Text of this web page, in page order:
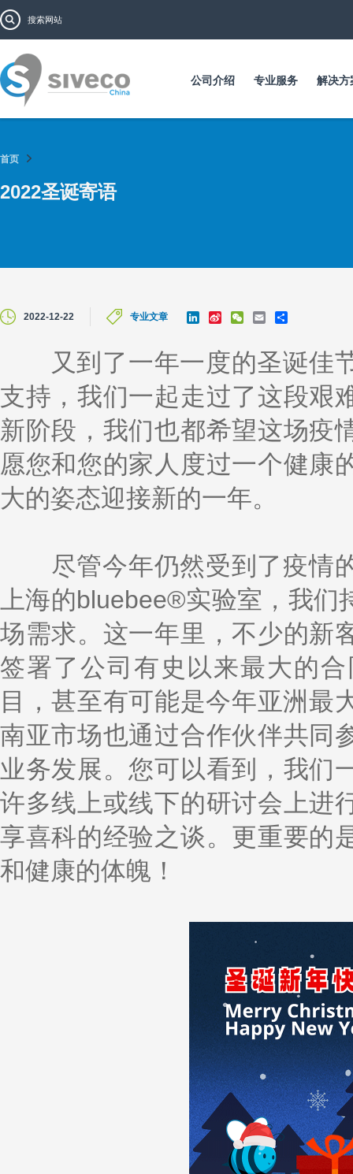
到
要
内
搜索表单
公司介绍 专业服务 解决方
首页
2022圣诞寄语
2022-12-22 专业文章
又到了一年一度的圣诞佳节
支持，我们一起走过了这段艰
新阶段，我们也都希望这场疫
愿您和您的家人度过一个健康
大的姿态迎接新的一年。
尽管今年仍然受到了疫情的
上海的bluebee®实验室，我
场需求。这一年里，不少的新
签署了公司有史以来最大的
目，甚至有可能是今年亚洲最
南亚市场也通过合作伙伴共同
业务发展。您可以看到，我们
许多线上或线下的研讨会上进
享喜科的经验之谈。更重要的
和健康的体魄！
e
I
n
a
W
i
b
o
W
h
a
i
l
r
e